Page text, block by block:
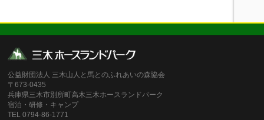
公益財団法人 三木山人と馬とのふれあいの森協会
〒673-0435
兵庫県三木市別所町高木三木ホースランドパーク
宿泊・研修・キャンプ
TEL 0794-86-1771